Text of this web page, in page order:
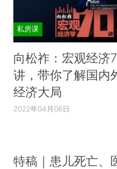
私房课
向松祚：宏观经济
讲，带你了解国内
经济大局
2022年04月06日
特稿｜患儿死亡、